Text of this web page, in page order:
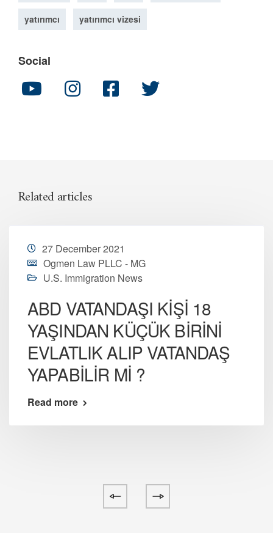
yatırımcı yatırımcı vizesi
Social
Related articles
27 December 2021
Ogmen Law PLLC - MG
U.S. Immigration News
ABD VATANDAŞI KİŞİ 18
YAŞINDAN KÜÇÜK BİRİNİ
EVLATLIK ALIP VATANDAŞ
YAPABİLİR Mİ ?
Read more